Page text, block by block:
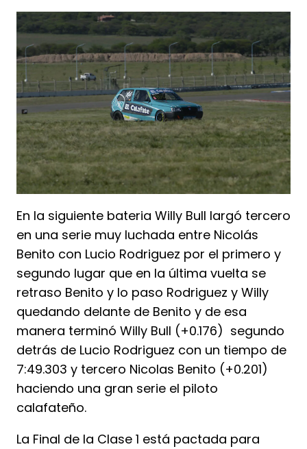
En la siguiente bateria Willy Bull largó tercero
en una serie muy luchada entre Nicolás
Benito con Lucio Rodriguez por el primero y
segundo lugar que en la última vuelta se
retraso Benito y lo paso Rodriguez y Willy
quedando delante de Benito y de esa
manera terminó Willy Bull (+0.176) segundo
detrás de Lucio Rodriguez con un tiempo de
7:49.303 y tercero Nicolas Benito (+0.201)
haciendo una gran serie el piloto
calafateño.
La Final de la Clase 1 está pactada para